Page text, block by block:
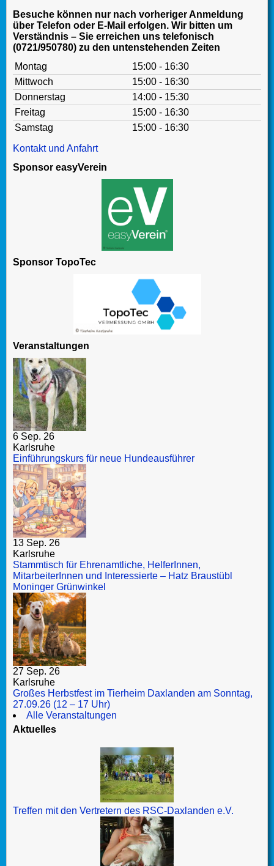
Besuche können nur nach vorheriger Anmeldung
über Telefon oder E-Mail erfolgen. Wir bitten um
Verständnis – Sie erreichen uns telefonisch
(0721/950780) zu den untenstehenden Zeiten
Montag
15:00 - 16:30
Mittwoch
15:00 - 16:30
Donnerstag
14:00 - 15:30
Freitag
15:00 - 16:30
Samstag
15:00 - 16:30
Kontakt und Anfahrt
Sponsor easyVerein
Sponsor TopoTec
Veranstaltungen
6 Sep. 26
Karlsruhe
Einführungskurs für neue Hundeausführer
13 Sep. 26
Karlsruhe
Stammtisch für Ehrenamtliche, HelferInnen,
MitarbeiterInnen und Interessierte – Hatz Braustübl
Moninger Grünwinkel
27 Sep. 26
Karlsruhe
Großes Herbstfest im Tierheim Daxlanden am Sonntag,
27.09.26 (12 – 17 Uhr)
Alle Veranstaltungen
Aktuelles
Treffen mit den Vertretern des RSC-Daxlanden e.V.